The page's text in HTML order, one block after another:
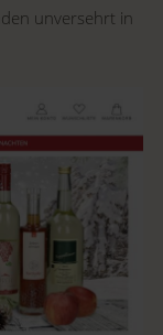
unversehrt in